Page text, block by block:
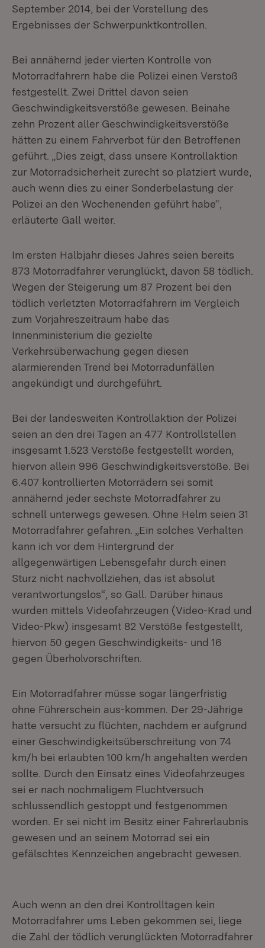
September 2014, bei der Vorstellung des
Ergebnisses der Schwerpunktkontrollen.
Bei annähernd jeder vierten Kontrolle von
Motorradfahrern habe die Polizei einen Verstoß
festgestellt. Zwei Drittel davon seien
Geschwindigkeitsverstöße gewesen. Beinahe
zehn Prozent aller Geschwindigkeitsverstöße
hätten zu einem Fahrverbot für den Betroffenen
geführt. „Dies zeigt, dass unsere Kontrollaktion
zur Motorradsicherheit zurecht so platziert wurde,
auch wenn dies zu einer Sonderbelastung der
Polizei an den Wochenenden geführt habe“,
erläuterte Gall weiter.
Im ersten Halbjahr dieses Jahres seien bereits
873 Motorradfahrer verunglückt, davon 58 tödlich.
Wegen der Steigerung um 87 Prozent bei den
tödlich verletzten Motorradfahrern im Vergleich
zum Vorjahreszeitraum habe das
Innenministerium die gezielte
Verkehrsüberwachung gegen diesen
alarmierenden Trend bei Motorradunfällen
angekündigt und durchgeführt.
Bei der landesweiten Kontrollaktion der Polizei
seien an den drei Tagen an 477 Kontrollstellen
insgesamt 1.523 Verstöße festgestellt worden,
hiervon allein 996 Geschwindigkeitsverstöße. Bei
6.407 kontrollierten Motorrädern sei somit
annähernd jeder sechste Motorradfahrer zu
schnell unterwegs gewesen. Ohne Helm seien 31
Motorradfahrer gefahren. „Ein solches Verhalten
kann ich vor dem Hintergrund der
allgegenwärtigen Lebensgefahr durch einen
Sturz nicht nachvollziehen, das ist absolut
verantwortungslos“, so Gall. Darüber hinaus
wurden mittels Videofahrzeugen (Video-Krad und
Video-Pkw) insgesamt 82 Verstöße festgestellt,
hiervon 50 gegen Geschwindigkeits- und 16
gegen Überholvorschriften.
Ein Motorradfahrer müsse sogar längerfristig
ohne Führerschein aus-kommen. Der 29-Jährige
hatte versucht zu flüchten, nachdem er aufgrund
einer Geschwindigkeitsüberschreitung von 74
km/h bei erlaubten 100 km/h angehalten werden
sollte. Durch den Einsatz eines Videofahrzeuges
sei er nach nochmaligem Fluchtversuch
schlussendlich gestoppt und festgenommen
worden. Er sei nicht im Besitz einer Fahrerlaubnis
gewesen und an seinem Motorrad sei ein
gefälschtes Kennzeichen angebracht gewesen.
Auch wenn an den drei Kontrolltagen kein
Motorradfahrer ums Leben gekommen sei, liege
die Zahl der tödlich verunglückten Motorradfahrer